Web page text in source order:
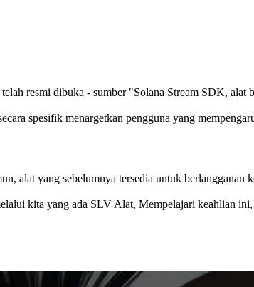
resmi dibuka - sumber "Solana Stream SDK, alat
spesifik menargetkan pengguna yang
alat yang sebelumnya tersedia untuk berlangganan
kita yang ada SLV Alat, Mempelajari keahlian